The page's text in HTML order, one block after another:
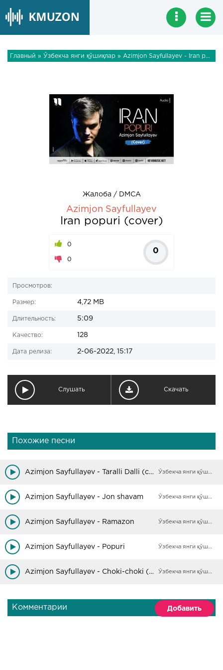
Главный » Ўзбекча янги қўшиқлар » Azimjon Sayfullayev - Iran popuri (cover)
Жалоба / DMCA
Azimjon Sayfullayev
Iran popuri (cover)
0
0
0
Просмотров:
Размер: 4,72 MB
Длительность: 5:09
Качество: 128
Дата релиза: 2-06-2022, 15:17
Слушать Скачать
Похожие песни
Azimjon Sayfullayev - Taralli Dalli (cover) Ўзбекча янги қўшиқлар
Azimjon Sayfullayev - Jon shavam Ўзбекча янги қўшиқлар
Azimjon Sayfullayev - Ramazon Ўзбекча янги қўшиқлар
Azimjon Sayfullayev - Popuri Ўзбекча янги қўшиқлар
Azimjon Sayfullayev - Choki-choki (cover version) Ўзбекча янги қўшиқлар
Комментарии Добавить